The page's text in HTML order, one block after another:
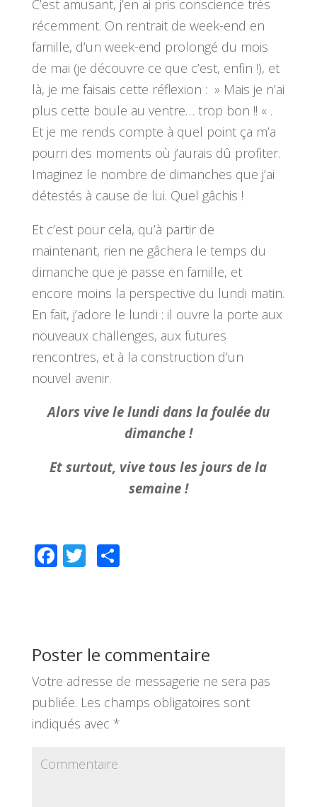
C’est amusant, j’en ai pris conscience très
récemment. On rentrait de week-end en
famille, d’un week-end prolongé du mois
de mai (je découvre ce que c’est, enfin !), et
là, je me faisais cette réflexion : » Mais je n’ai
plus cette boule au ventre… trop bon !! « .
Et je me rends compte à quel point ça m’a
pourri des moments où j’aurais dû profiter.
Imaginez le nombre de dimanches que j’ai
détestés à cause de lui. Quel gâchis !
Et c’est pour cela, qu’à partir de
maintenant, rien ne gâchera le temps du
dimanche que je passe en famille, et
encore moins la perspective du lundi matin.
En fait, j’adore le lundi : il ouvre la porte aux
nouveaux challenges, aux futures
rencontres, et à la construction d’un
nouvel avenir.
Alors vive le lundi dans la foulée du
dimanche !
Et surtout, vive tous les jours de la
semaine !
F
o
o
k
T P
er
Poster le commentaire
Votre adresse de messagerie ne sera pas
publiée. Les champs obligatoires sont
indiqués avec *